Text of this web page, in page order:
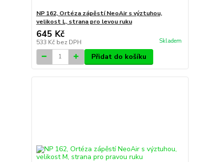
NP 162, Ortéza zápěstí NeoAir s výztuhou,
velikost L, strana pro levou ruku
645 Kč
533 Kč bez DPH Skladem
Přidat do košíku